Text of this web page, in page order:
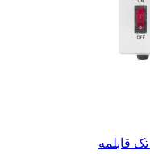
قابلمه